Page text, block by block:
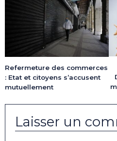
Refermeture des commerces
: Etat et citoyens s’accusent
mutuellement
Laisser un